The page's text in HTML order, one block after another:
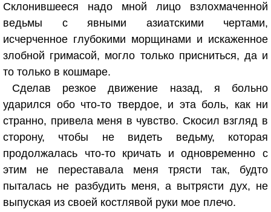
Склонившееся надо мной лицо взлохмаченной
ведьмы с явными азиатскими чертами,
исчерченное глубокими морщинами и искаженное
злобной гримасой, могло только присниться, да и
то только в кошмаре.
Сделав резкое движение назад, я больно
ударился обо что-то твердое, и эта боль, как ни
странно, привела меня в чувство. Скосил взгляд в
сторону, чтобы не видеть ведьму, которая
продолжалась что-то кричать и одновременно с
этим не переставала меня трясти так, будто
пыталась не разбудить меня, а вытрясти дух, не
выпуская из своей костлявой руки мое плечо.